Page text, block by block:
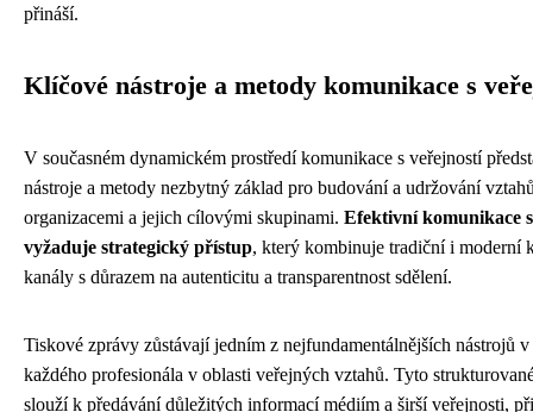
přináší.
Klíčové nástroje a metody komunikace s
V současném dynamickém prostředí komunikace s veřejností
nástroje a metody nezbytný základ pro budování a udržování
organizacemi a jejich cílovými skupinami. Efektivní komunikace
vyžaduje strategický přístup, který kombinuje tradiční i moderní
kanály s důrazem na autenticitu a transparentnost sdělení.
Tiskové zprávy zůstávají jedním z nejfundamentálnějších nástrojů v
každého profesionála v oblasti veřejných vztahů. Tyto
slouží k předávání důležitých informací médiím a širší veřejnosti,